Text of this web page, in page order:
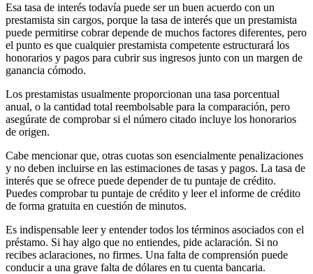
Esa tasa de interés todavía puede ser un buen acuerdo con un
prestamista sin cargos, porque la tasa de interés que un prestamista
puede permitirse cobrar depende de muchos factores diferentes, pero
el punto es que cualquier prestamista competente estructurará los
honorarios y pagos para cubrir sus ingresos junto con un margen de
ganancia cómodo.
Los prestamistas usualmente proporcionan una tasa porcentual
anual, o la cantidad total reembolsable para la comparación, pero
asegúrate de comprobar si el número citado incluye los honorarios
de origen.
Cabe mencionar que, otras cuotas son esencialmente penalizaciones
y no deben incluirse en las estimaciones de tasas y pagos. La tasa de
interés que se ofrece puede depender de tu puntaje de crédito.
Puedes comprobar tu puntaje de crédito y leer el informe de crédito
de forma gratuita en cuestión de minutos.
Es indispensable leer y entender todos los términos asociados con el
préstamo. Si hay algo que no entiendes, pide aclaración. Si no
recibes aclaraciones, no firmes. Una falta de comprensión puede
conducir a una grave falta de dólares en tu cuenta bancaria.